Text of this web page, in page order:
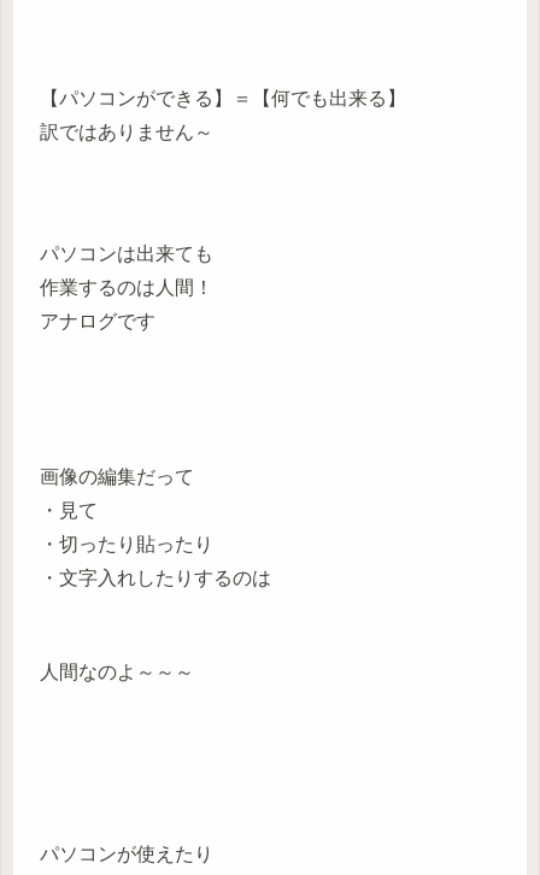
【パソコンができる】＝【何でも出来る】
訳ではありません～
パソコンは出来ても
作業するのは人間！
アナログです
画像の編集だって
・見て
・切ったり貼ったり
・文字入れしたりするのは
人間なのよ～～～
パソコンが使えたり